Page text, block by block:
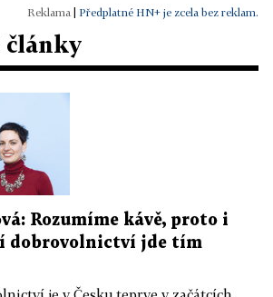
Předplatné HN+ je zcela bez reklam.
články
Rozumíme kávě, proto i
dobrovolnictví jde tím